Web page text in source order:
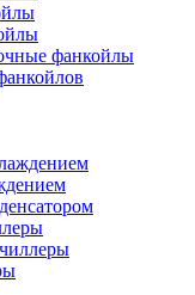
фанкойлы